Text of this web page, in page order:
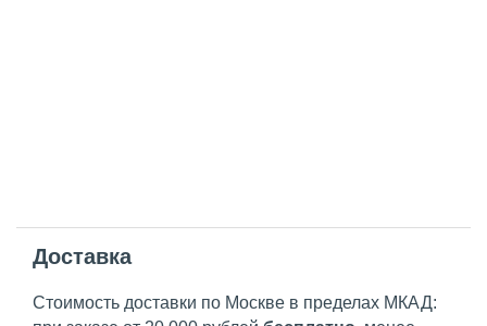
Доставка
Стоимость доставки по Москве в пределах МКАД: